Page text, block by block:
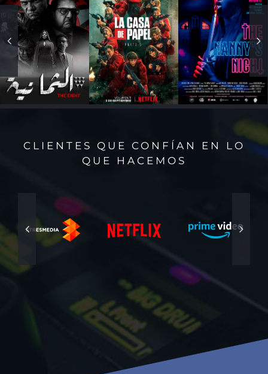
Eight
La Casa
de Papel:
Parte 5
The
Nanny’s
Night
CLIENTES QUE CONFÍAN EN LO
QUE HACEMOS